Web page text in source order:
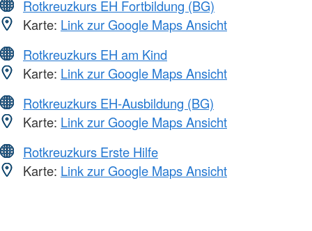
Rotkreuzkurs EH Fortbildung (BG)
Karte: Link zur Google Maps Ansicht
Rotkreuzkurs EH am Kind
Karte: Link zur Google Maps Ansicht
Rotkreuzkurs EH-Ausbildung (BG)
Karte: Link zur Google Maps Ansicht
Rotkreuzkurs Erste Hilfe
Karte: Link zur Google Maps Ansicht